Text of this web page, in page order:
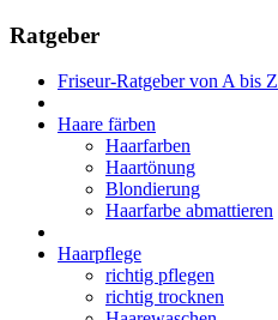
Ratgeber
Friseur-Ratgeber von A bis Z
Haare färben
Haarfarben
Haartönung
Blondierung
Haarfarbe abmattieren
Haarpflege
richtig pflegen
richtig trocknen